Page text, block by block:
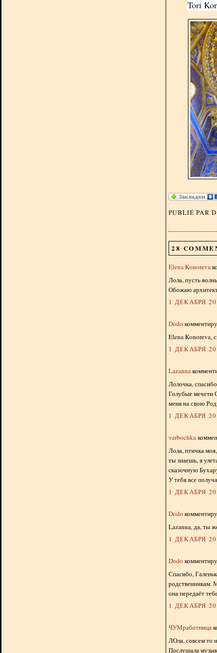
Tori
PUBLIÉ PAR
28
Elena Konoreva
Лола, пусть
Обожаю
1 ДЕКАБРЯ
Dodo
Elena Konoreva,
1 ДЕКАБРЯ
Lazanna
Лолочка,
Голубые мечети
меня на свою
1 ДЕКАБРЯ
verbochka
Лола, птичка
ты знаешь, я
сказочную
У тебя все
1 ДЕКАБРЯ
Dodo
Lazanna, да, ты
1 ДЕКАБРЯ
Dodo
Спасибо,
родственникам.
она передаёт
1 ДЕКАБРЯ
ЧУМработница
ЛОла, совсем то
Послушала